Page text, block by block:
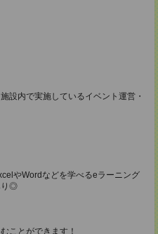
設内で実施しているイベント運営・
やWordなどを学べるeラーニング
り◎
ことができます！